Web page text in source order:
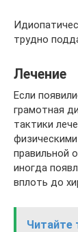
трудно
Лечение
Если
грамотная
тактики
правильной
иногда
вплоть до
Читайте